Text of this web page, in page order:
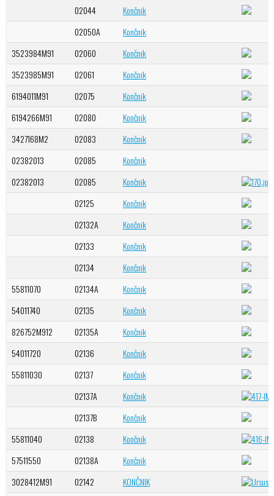
02044
Končnik
02050A
Končnik
3523984M91
02060
Končnik
3523985M91
02061
Končnik
6194011M91
02075
Končnik
6194266M91
02080
Končnik
3427168M2
02083
Končnik
02382013
02085
Končnik
02382013
02085
Končnik
02125
Končnik
02132A
Končnik
02133
Končnik
02134
Končnik
55811070
02134A
Končnik
54011740
02135
Končnik
826752M912
02135A
Končnik
54011720
02136
Končnik
55811030
02137
Končnik
02137A
Končnik
02137B
Končnik
55811040
02138
Končnik
57511550
02138A
Končnik
3028412M91
02142
KONČNIK